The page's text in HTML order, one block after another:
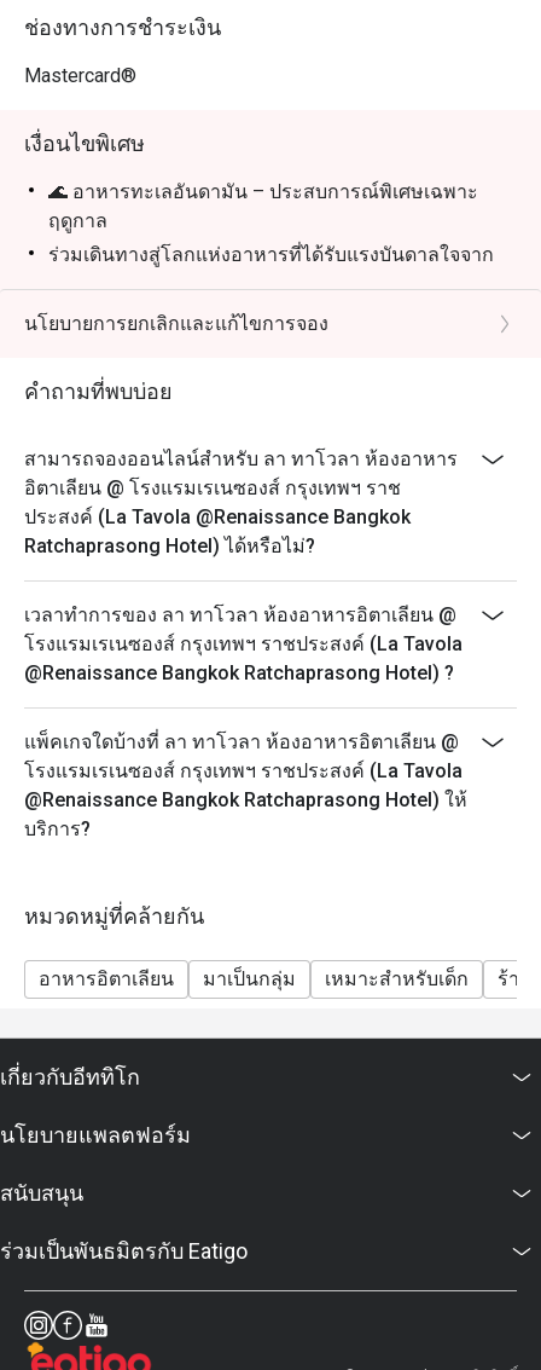
ช่องทางการชำระเงิน
Mastercard®
เงื่อนไขพิเศษ
🌊 อาหารทะเลอันดามัน – ประสบการณ์พิเศษเฉพาะ
ฤดูกาล
ร่วมเดินทางสู่โลกแห่งอาหารที่ได้รับแรงบันดาลใจจาก
ขุมทรัพย์แห่งทะเลอันดามันและรสชาติอันเป็นอมตะของ
ภูเก็ตชั้นดี กุ้งอันดามันสดใหม่ และอาหารทะเลตาม
ฤดูกาลชั้นเลิศ นำเสนอความเข้มข้นของวัตถุดิบท้องถิ่น
จากท้องทะเลสู่โต๊ะอาหาร เมนูพิเศษนี้เฉลิมฉลองเสน่ห์
อันมีชีวิตชีวาของชายฝั่งทางใต้ของประเทศไทย ยกระดับ
ด้วยความอบอุ่น ความหรูหรา และฝีมือการทำอาหาร
อิตาเลียน
การเฉลิมฉลองแห่งท้องทะเล – สดใหม่ หรูหรา และเป็น
เอกลักษณ์เฉพาะของ La Tavola
💰 ราคาเริ่มต้นที่ THB 690++
📅 โปรโมชั่นนี้ใช้ได้ถึง 31 สิงหาคม 2569
🍽 อาหารกลางวัน: 12:00 – 15:00 น.
🌙 อาหารเย็น: 18:00 – 22:30 น.
⚠ เมนูตามฤดูกาล – มีให้บริการในระยะเวลาจำกัด
• ส่วนลดใช้ได้เฉพาะอาหารเท่านั้น
• ราคาเป็นเงินบาท และยังไม่รวมค่าบริการ 10% และ
นโยบายการยกเลิกและแก้ไขการจอง
คำถามที่พบบ่อย
สามารถจองออนไลน์สำหรับ ลา ทาโวลา ห้องอาหาร
อิตาเลียน @ โรงแรมเรเนซองส์ กรุงเทพฯ ราช
ประสงค์ (La Tavola @Renaissance Bangkok
Ratchaprasong Hotel) ได้หรือไม่?
เวลาทำการของ ลา ทาโวลา ห้องอาหารอิตาเลียน @
โรงแรมเรเนซองส์ กรุงเทพฯ ราชประสงค์ (La Tavola
@Renaissance Bangkok Ratchaprasong Hotel) ?
แพ็คเกจใดบ้างที่ ลา ทาโวลา ห้องอาหารอิตาเลียน @
โรงแรมเรเนซองส์ กรุงเทพฯ ราชประสงค์ (La Tavola
@Renaissance Bangkok Ratchaprasong Hotel) ให้
บริการ?
หมวดหมู่ที่คล้ายกัน
อาหารอิตาเลียน มาเป็นกลุ่ม เหมาะสำหรับเด็ก ร้าน
เกี่ยวกับอีททิโก
นโยบายแพลตฟอร์ม
สนับสนุน
ร่วมเป็นพันธมิตรกับ Eatigo